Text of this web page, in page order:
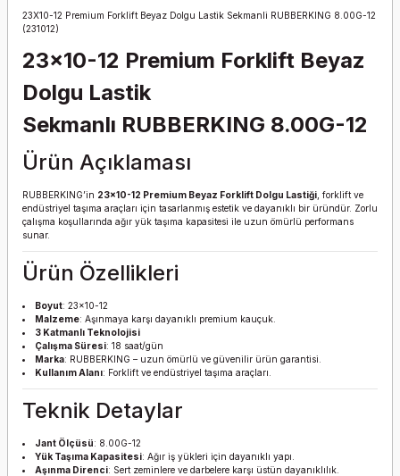
23X10-12 Premium Forklift Beyaz Dolgu Lastik Sekmanli RUBBERKING 8.00G-12
(231012)
23x10-12 Premium Forklift Beyaz
Dolgu Lastik
Sekmanlı RUBBERKING 8.00G-12
Ürün Açıklaması
RUBBERKING’in 23x10-12 Premium Beyaz Forklift Dolgu Lastiği , forklift ve
endüstriyel taşıma araçları için tasarlanmış estetik ve dayanıklı bir üründür. Zorlu
çalışma koşullarında ağır yük taşıma kapasitesi ile uzun ömürlü performans
sunar.
Ürün Özellikleri
Boyut: 23x10-12
Malzeme: Aşınmaya karşı dayanıklı premium kauçuk.
3 Katmanlı Teknolojisi
Çalışma Süresi: 18 saat/gün
Marka: RUBBERKING – uzun ömürlü ve güvenilir ürün garantisi.
Kullanım Alanı: Forklift ve endüstriyel taşıma araçları.
Teknik Detaylar
Jant Ölçüsü: 8.00G-12
Yük Taşıma Kapasitesi: Ağır iş yükleri için dayanıklı yapı.
Aşınma Direnci: Sert zeminlere ve darbelere karşı üstün dayanıklılık.